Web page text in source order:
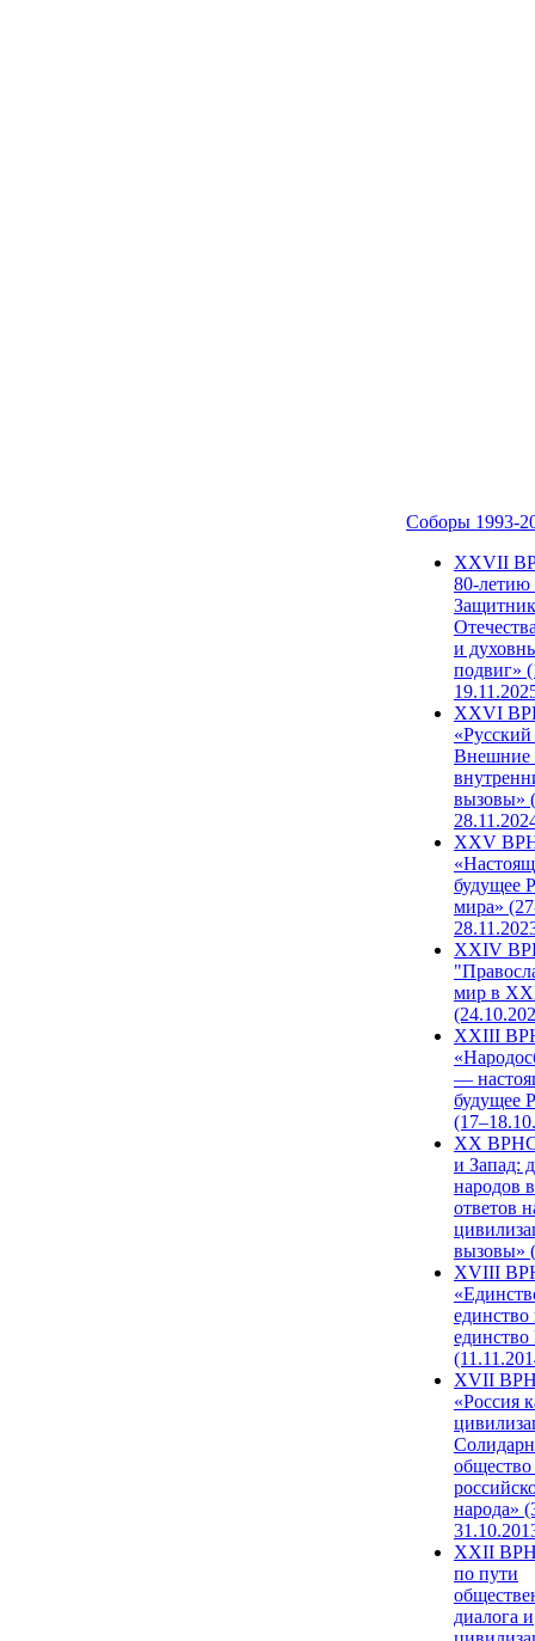
Соборы 1993-
ХХVII
80-
и
подвиг»
XXVI
Внешние
вызовы»
XXV
будущее
мира»
XXIV
мир в
XXIII
—
будущее
XX ВРНС
и Запад:
народов
ответов
вызовы»
XVIII
единство
единство
XVII
«Россия
народа»
XXII
по пути
диалога и